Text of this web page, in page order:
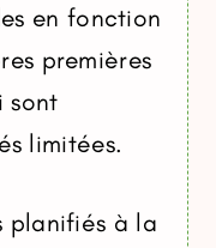
en fonction
premières
sont
limitées.
planifiés à la